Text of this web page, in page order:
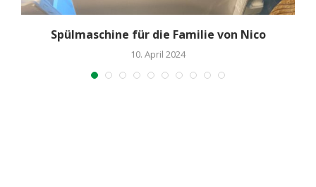
Spülmaschine für die Familie von Nico
10. April 2024